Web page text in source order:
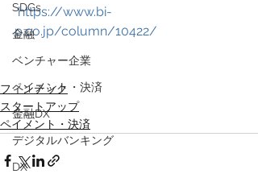
SDGs
金融
ベンチャー企業
ペイメント・決済
金融DX
デジタルバンキング
DX
https://www.bi-
p.co.jp/column/10422/
フィンテック
スタートアップ
ペイメント・決済